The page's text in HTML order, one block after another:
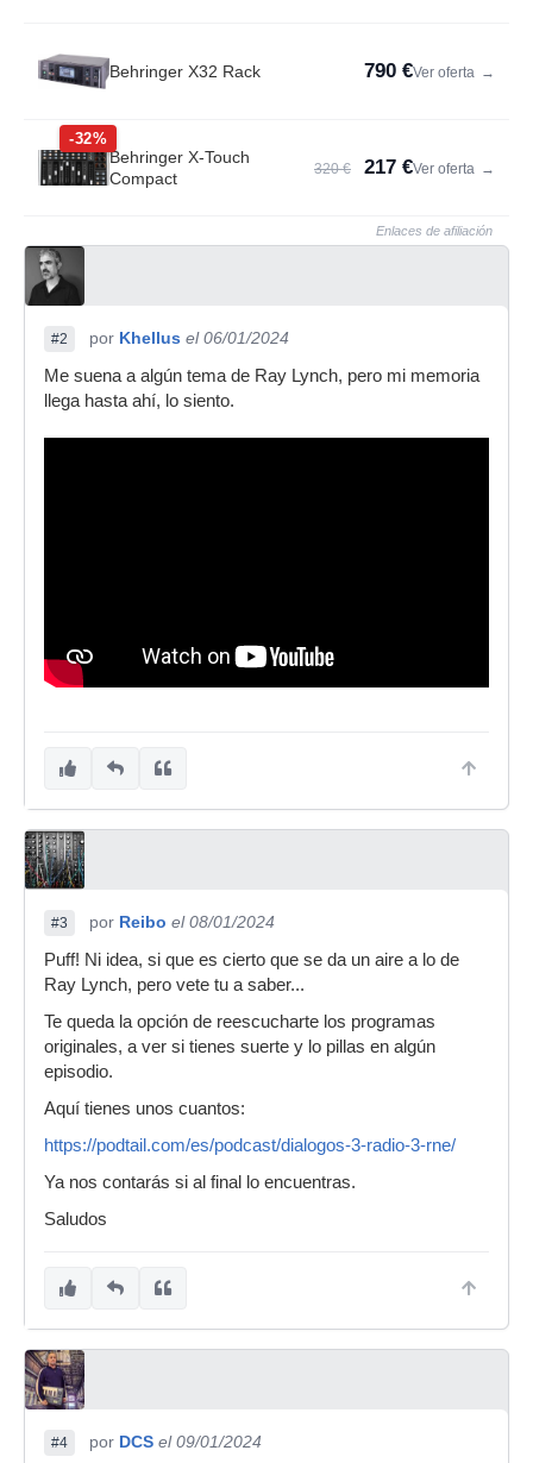
Behringer X32 Rack 790 €Ver oferta →
-32%
Behringer X-Touch
Compact
320 € 217 €Ver oferta →
Enlaces de afiliación
#2 por Khellus el 06/01/2024
Me suena a algún tema de Ray Lynch, pero mi memoria
llega hasta ahí, lo siento.
#3 por Reibo el 08/01/2024
Puff! Ni idea, si que es cierto que se da un aire a lo de
Ray Lynch, pero vete tu a saber...
Te queda la opción de reescucharte los programas
originales, a ver si tienes suerte y lo pillas en algún
episodio.
Aquí tienes unos cuantos:
https://podtail.com/es/podcast/dialogos-3-radio-3-rne/
Ya nos contarás si al final lo encuentras.
Saludos
#4 por DCS el 09/01/2024